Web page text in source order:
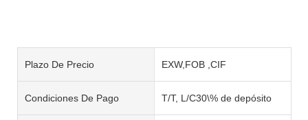
Plazo De Precio EXW,FOB ,CIF
Condiciones De Pago T/T, L/C30\% de depósito